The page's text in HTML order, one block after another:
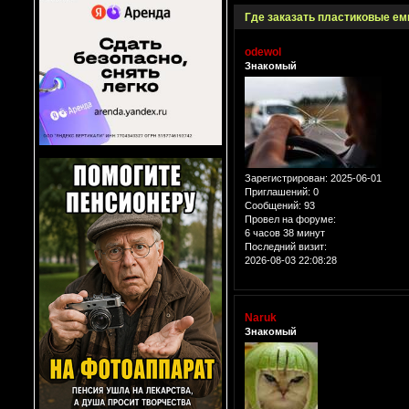
Где заказать пластиковые
odewol
Знакомый
Зарегистрирован: 2025-06-01
Приглашений: 0
Сообщений: 93
Провел на форуме:
6 часов 38 минут
Последний визит:
2026-08-03 22:08:28
Naruk
Знакомый